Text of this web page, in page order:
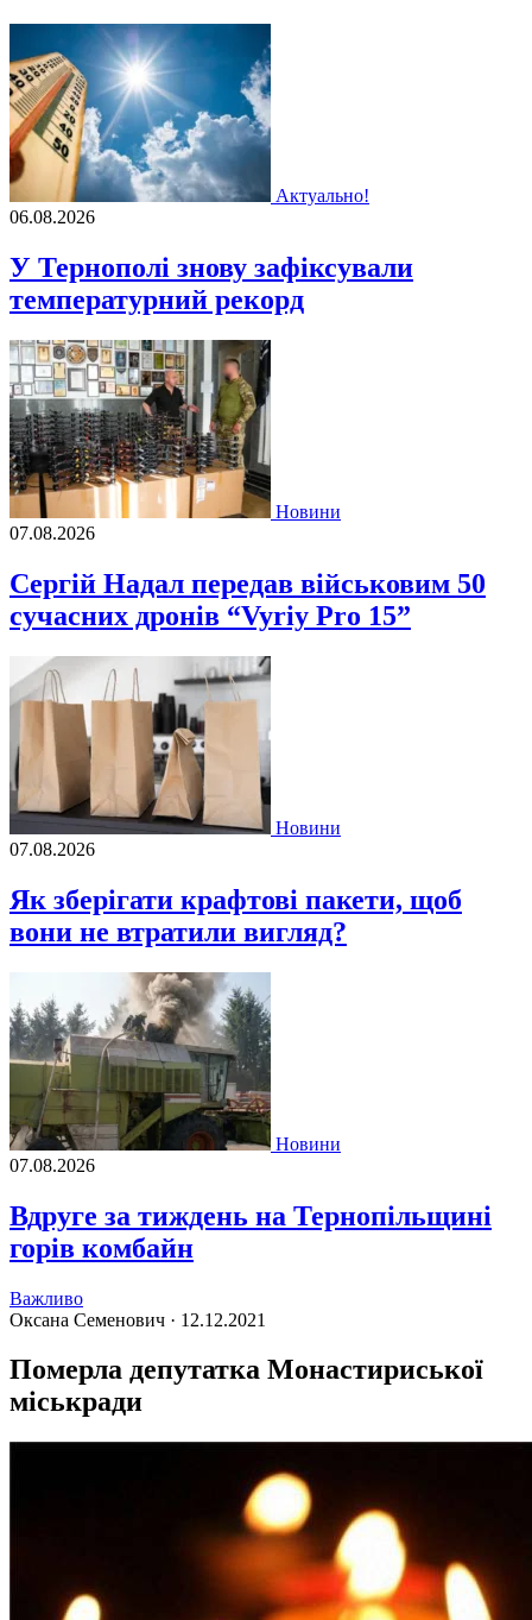
Актуально!
06.08.2026
У Тернополі знову зафіксували
температурний рекорд
Новини
07.08.2026
Сергій Надал передав військовим 50
сучасних дронів “Vyriy Pro 15”
Новини
07.08.2026
Як зберігати крафтові пакети, щоб
вони не втратили вигляд?
Новини
07.08.2026
Вдруге за тиждень на Тернопільщині
горів комбайн
Важливо
Оксана Семенович · 12.12.2021
Померла депутатка Монастириської
міськради